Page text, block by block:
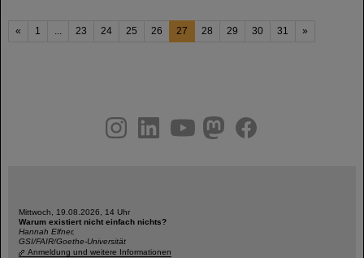
« 1 ... 23 24 25 26 27 28 29 30 31 »
youtubehelmholtz.socialfacebook
Mittwoch, 19.08.2026, 14 Uhr
Warum existiert nicht einfach nichts?
Hannah Elfner,
GSI/FAIR/Goethe-Universität
Anmeldung und weitere Informationen